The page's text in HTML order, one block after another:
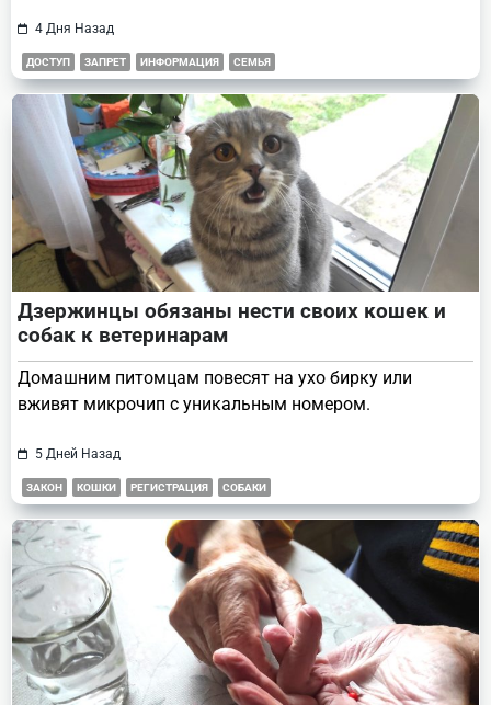
4 Дня Назад
ДОСТУП ЗАПРЕТ ИНФОРМАЦИЯ СЕМЬЯ
Дзержинцы обязаны нести своих кошек и
собак к ветеринарам
Домашним питомцам повесят на ухо бирку или
вживят микрочип с уникальным номером.
5 Дней Назад
ЗАКОН КОШКИ РЕГИСТРАЦИЯ СОБАКИ